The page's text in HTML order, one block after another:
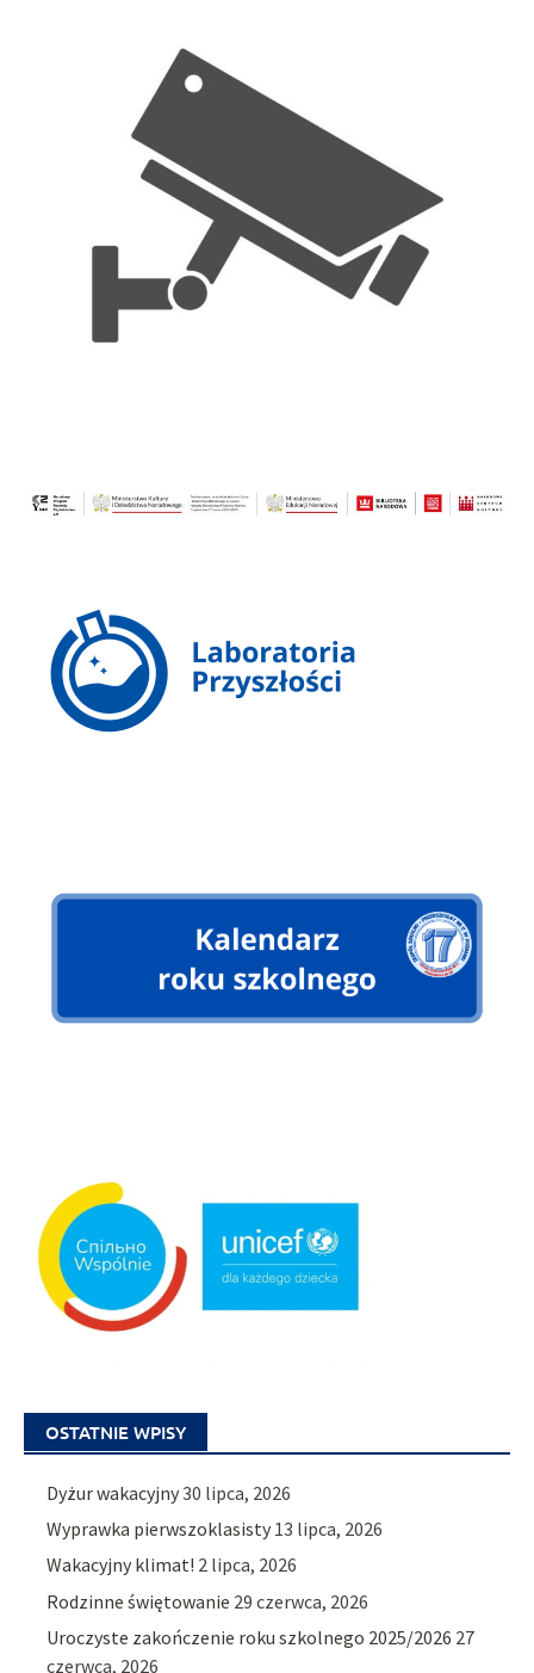
OSTATNIE WPISY
Dyżur wakacyjny30 lipca, 2026
Wyprawka pierwszoklasisty 13 lipca, 2026
Wakacyjny klimat! 2 lipca, 2026
Rodzinne świętowanie 29 czerwca, 2026
Uroczyste zakończenie roku szkolnego 2025/2026 27
czerwca, 2026